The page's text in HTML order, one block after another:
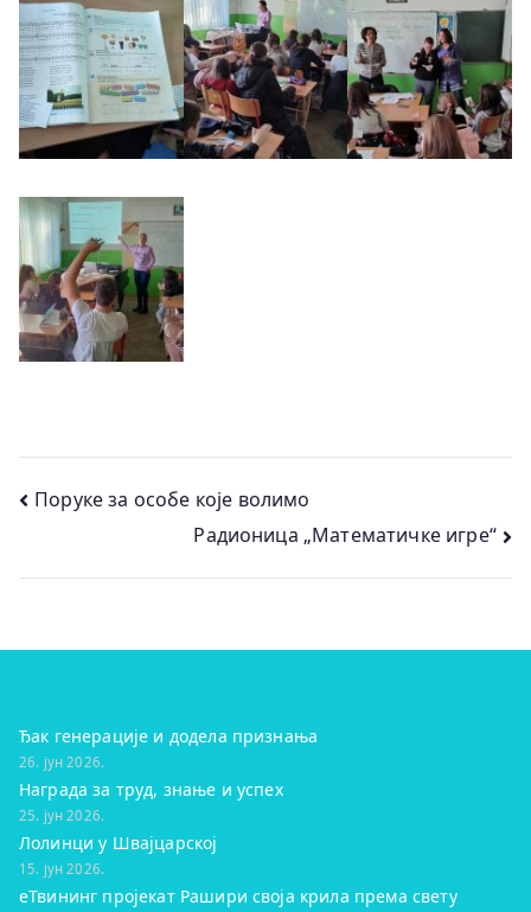
Кретање
Поруке за особе које волимо
Радионица „Математичке игре“
Ђак генерације и додела признања
26. јун 2026.
Награда за труд, знање и успех
25. јун 2026.
Лолинци у Швајцарској
15. јун 2026.
eТвининг пројекат Рашири своја крила према свету